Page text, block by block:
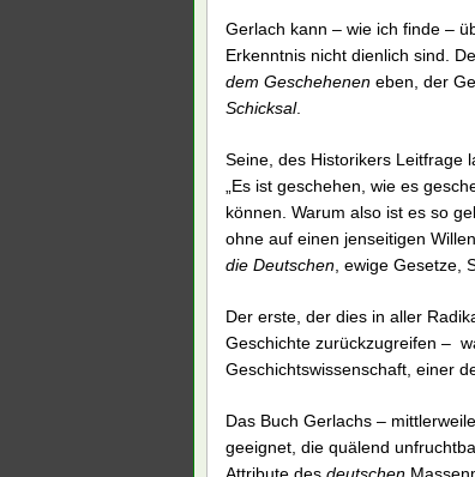
Gerlach kann – wie ich finde –
Erkenntnis nicht dienlich sind.
dem Geschehenen eben, der
Schicksal.
Seine, des Historikers Leitfrage
„Es ist geschehen, wie es
können. Warum also ist es so
ohne auf einen jenseitigen
die Deutschen , ewige Gesetze,
Der erste, der dies in aller
Geschichte zurückzugreifen –
Geschichtswissenschaft, einer
Das Buch Gerlachs –
geeignet, die quälend